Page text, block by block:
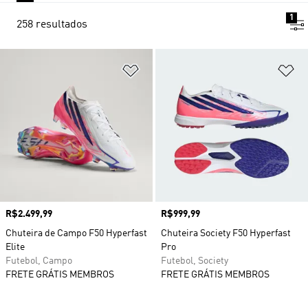
258 resultados
1
Preço
R$2.499,99
Chuteira de Campo F50 Hyperfast
Elite
Futebol, Campo
FRETE GRÁTIS MEMBROS
Preço
R$999,99
Chuteira Society F50 Hyperfast
Pro
Futebol, Society
FRETE GRÁTIS MEMBROS